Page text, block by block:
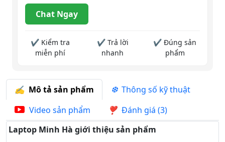
Chat Ngay
✔ Kiểm tra
miễn phí
✔ Trả lời
nhanh
✔ Đúng sản
phẩm
Mô tả sản phẩm
Thông số kỹ thuật
Video sản phẩm
Đánh giá (3)
Laptop Minh Hà giới thiệu sản phẩm